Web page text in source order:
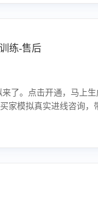
练-售后
了。点击开通，马上生
家模拟真实进线咨询，